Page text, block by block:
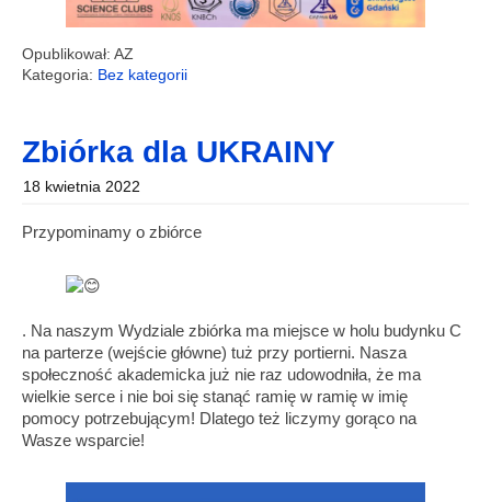
Opublikował: AZ
Kategoria: Bez kategorii
Zbiórka dla UKRAINY
18 kwietnia 2022
Przypominamy o zbiórce
. Na naszym Wydziale zbiórka ma miejsce w holu budynku C
na parterze (wejście główne) tuż przy portierni. Nasza
społeczność akademicka już nie raz udowodniła, że ma
wielkie serce i nie boi się stanąć ramię w ramię w imię
pomocy potrzebującym! Dlatego też liczymy gorąco na
Wasze wsparcie!